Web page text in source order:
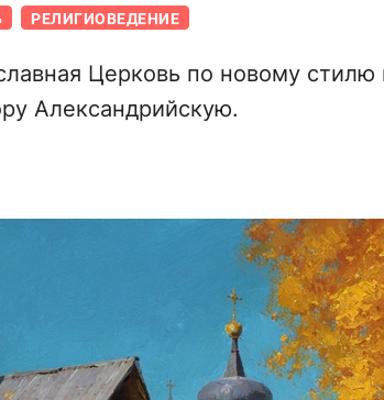
РЕЛИГИОВЕДЕНИЕ
Церковь по новому стилю
Александрийскую.